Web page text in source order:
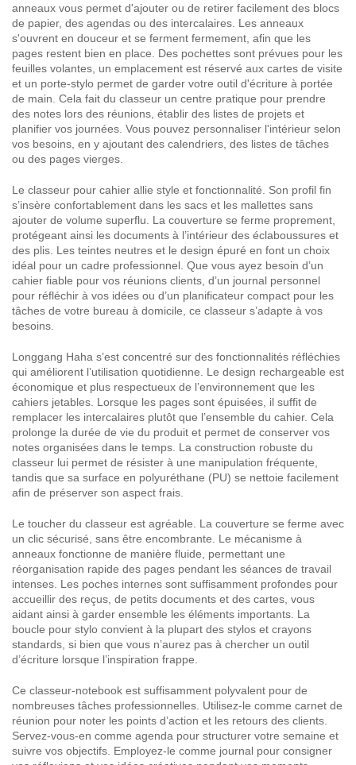
anneaux vous permet d'ajouter ou de retirer facilement des blocs
de papier, des agendas ou des intercalaires. Les anneaux
s'ouvrent en douceur et se ferment fermement, afin que les
pages restent bien en place. Des pochettes sont prévues pour les
feuilles volantes, un emplacement est réservé aux cartes de visite
et un porte-stylo permet de garder votre outil d'écriture à portée
de main. Cela fait du classeur un centre pratique pour prendre
des notes lors des réunions, établir des listes de projets et
planifier vos journées. Vous pouvez personnaliser l'intérieur selon
vos besoins, en y ajoutant des calendriers, des listes de tâches
ou des pages vierges.
Le classeur pour cahier allie style et fonctionnalité. Son profil fin
s’insère confortablement dans les sacs et les mallettes sans
ajouter de volume superflu. La couverture se ferme proprement,
protégeant ainsi les documents à l’intérieur des éclaboussures et
des plis. Les teintes neutres et le design épuré en font un choix
idéal pour un cadre professionnel. Que vous ayez besoin d’un
cahier fiable pour vos réunions clients, d’un journal personnel
pour réfléchir à vos idées ou d’un planificateur compact pour les
tâches de votre bureau à domicile, ce classeur s’adapte à vos
besoins.
Longgang Haha s’est concentré sur des fonctionnalités réfléchies
qui améliorent l’utilisation quotidienne. Le design rechargeable est
économique et plus respectueux de l’environnement que les
cahiers jetables. Lorsque les pages sont épuisées, il suffit de
remplacer les intercalaires plutôt que l’ensemble du cahier. Cela
prolonge la durée de vie du produit et permet de conserver vos
notes organisées dans le temps. La construction robuste du
classeur lui permet de résister à une manipulation fréquente,
tandis que sa surface en polyuréthane (PU) se nettoie facilement
afin de préserver son aspect frais.
Le toucher du classeur est agréable. La couverture se ferme avec
un clic sécurisé, sans être encombrante. Le mécanisme à
anneaux fonctionne de manière fluide, permettant une
réorganisation rapide des pages pendant les séances de travail
intenses. Les poches internes sont suffisamment profondes pour
accueillir des reçus, de petits documents et des cartes, vous
aidant ainsi à garder ensemble les éléments importants. La
boucle pour stylo convient à la plupart des stylos et crayons
standards, si bien que vous n’aurez pas à chercher un outil
d’écriture lorsque l’inspiration frappe.
Ce classeur-notebook est suffisamment polyvalent pour de
nombreuses tâches professionnelles. Utilisez-le comme carnet de
réunion pour noter les points d’action et les retours des clients.
Servez-vous-en comme agenda pour structurer votre semaine et
suivre vos objectifs. Employez-le comme journal pour consigner